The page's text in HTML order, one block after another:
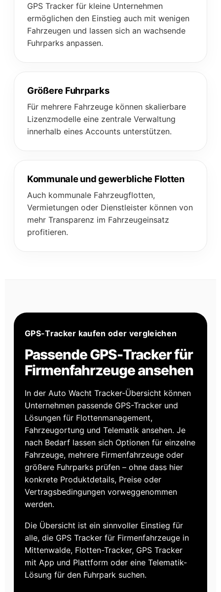
GPS Tracker für kleine Unternehmen
ermöglichen den Einstieg auch mit wenigen
Fahrzeugen und lassen sich an wachsende
Fuhrparks anpassen.
Größere Fuhrparks
Für mehrere Fahrzeuge können skalierbare
Lizenzmodelle eine zentrale Verwaltung
innerhalb eines Accounts unterstützen.
Kommunale und gewerbliche Flotten
Auch kommunale Fahrzeugflotten,
Vermietungen oder Dienstleister können von
mehr Transparenz im Fahrzeugeinsatz
profitieren.
GPS-Tracker kaufen oder vergleichen
Passende GPS-Tracker für
Firmenfahrzeuge ansehen
In der Auto Wacht Tracker-Übersicht können
Unternehmen passende GPS-Tracker und
Lösungen für Flottenmanagement,
Fahrzeugortung und Telematik ansehen. Je
nach Bedarf lassen sich Optionen für einzelne
Fahrzeuge, mehrere Firmenfahrzeuge oder
größere Fuhrparks prüfen – ohne dass hier
konkrete Produktdetails, Preise oder
Vertragsbedingungen vorweggenommen
werden.
Die Übersicht ist ein sinnvoller Einstieg für
alle, die GPS Tracker für Firmenfahrzeuge in
Mittenwalde, Flotten-Tracker, GPS Tracker
mit App und Plattform oder eine Telematik-
Lösung für den Fuhrpark suchen.